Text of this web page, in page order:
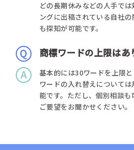
どの長期休みなどの人手で
ングに出稿されている自社
も探知が可能です。
商標ワードの上限はあ
基本的には30ワードを上限と
ワードの入れ替えについて
能です。ただし、個別相談
ご要望をお聞かせください。